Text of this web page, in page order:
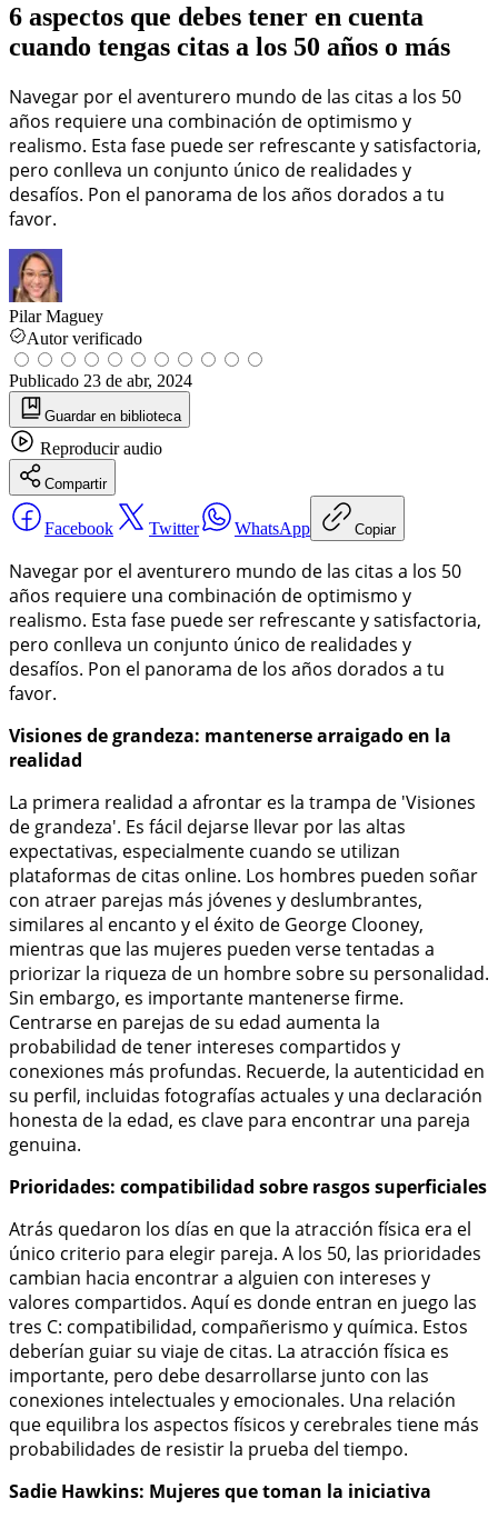
6 aspectos que debes tener en cuenta
cuando tengas citas a los 50 años o más
Navegar por el aventurero mundo de las citas a los 50
años requiere una combinación de optimismo y
realismo. Esta fase puede ser refrescante y satisfactoria,
pero conlleva un conjunto único de realidades y
desafíos. Pon el panorama de los años dorados a tu
favor.
Pilar Maguey
Autor verificado
Publicado 23 de abr, 2024
Guardar en biblioteca
Reproduciraudio
Compartir
Facebook Twitter WhatsApp Copiar
Navegar por el aventurero mundo de las citas a los 50
años requiere una combinación de optimismo y
realismo. Esta fase puede ser refrescante y satisfactoria,
pero conlleva un conjunto único de realidades y
desafíos. Pon el panorama de los años dorados a tu
favor.
Visiones de grandeza: mantenerse arraigado en la
realidad
La primera realidad a afrontar es la trampa de 'Visiones
de grandeza'. Es fácil dejarse llevar por las altas
expectativas, especialmente cuando se utilizan
plataformas de citas online. Los hombres pueden soñar
con atraer parejas más jóvenes y deslumbrantes,
similares al encanto y el éxito de George Clooney,
mientras que las mujeres pueden verse tentadas a
priorizar la riqueza de un hombre sobre su personalidad.
Sin embargo, es importante mantenerse firme.
Centrarse en parejas de su edad aumenta la
probabilidad de tener intereses compartidos y
conexiones más profundas. Recuerde, la autenticidad en
su perfil, incluidas fotografías actuales y una declaración
honesta de la edad, es clave para encontrar una pareja
genuina.
Prioridades: compatibilidad sobre rasgos superficiales
Atrás quedaron los días en que la atracción física era el
único criterio para elegir pareja. A los 50, las prioridades
cambian hacia encontrar a alguien con intereses y
valores compartidos. Aquí es donde entran en juego las
tres C: compatibilidad, compañerismo y química. Estos
deberían guiar su viaje de citas. La atracción física es
importante, pero debe desarrollarse junto con las
conexiones intelectuales y emocionales. Una relación
que equilibra los aspectos físicos y cerebrales tiene más
probabilidades de resistir la prueba del tiempo.
Sadie Hawkins: Mujeres que toman la iniciativa